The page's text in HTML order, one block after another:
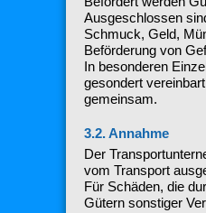
Ausgeschlossen
Schmuck, Geld,
Beförderung von
In besonderen
gesondert
gemeinsam.
3.2. Annahme
Der
vom Transport
Für Schäden, die
Gütern sonstiger